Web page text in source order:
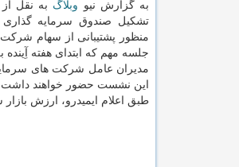
به گزارش نیو وبلاگ به نقل
منظور پشتیبانی از سهام
جلسه مهم که ابتدای هفته
مدیران عامل شرکت های
این نشست حضور خواهند
طبق اعلام ایمیدرو، ارزش بازار شرکت